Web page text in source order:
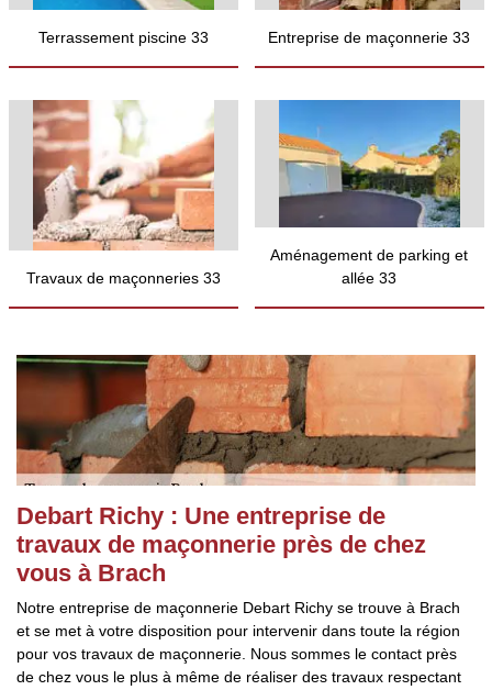
Terrassement piscine 33 Entreprise de maçonnerie 33
Travaux de maçonneries 33
Aménagement de parking et
allée 33
Debart Richy : Une entreprise de
travaux de maçonnerie près de chez
vous à Brach
Notre entreprise de maçonnerie Debart Richy se trouve à Brach
et se met à votre disposition pour intervenir dans toute la région
pour vos travaux de maçonnerie. Nous sommes le contact près
de chez vous le plus à même de réaliser des travaux respectant